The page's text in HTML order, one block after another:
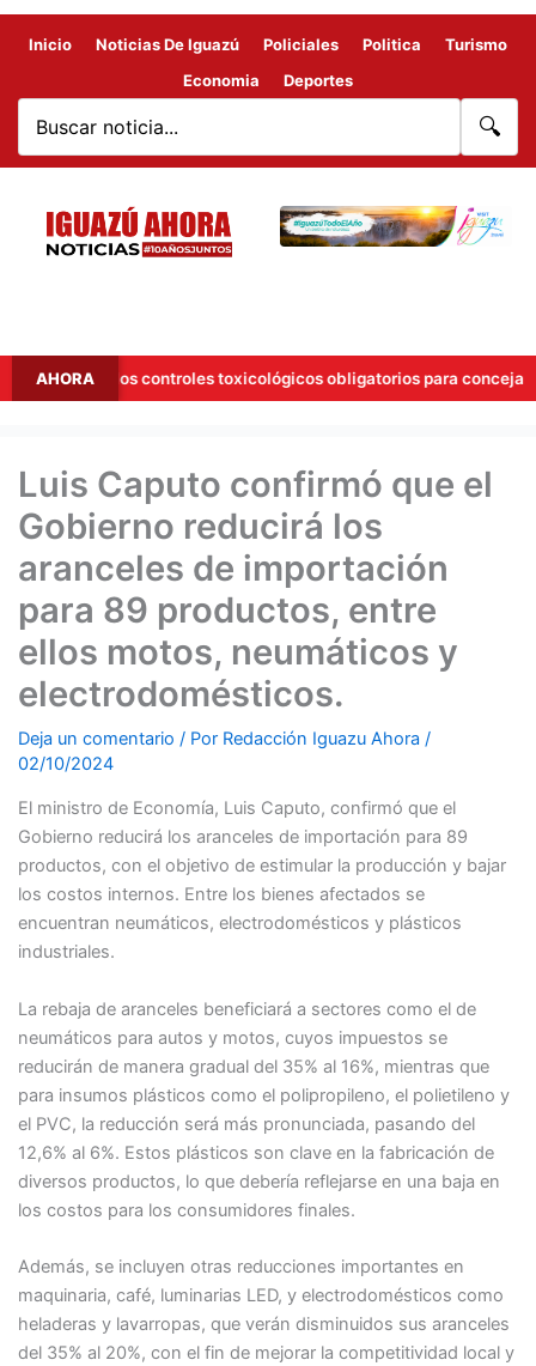
Inicio Noticias De Iguazú Policiales Politica
Turismo
Economia
Deportes
🔍
AHORA
a los controles toxicológicos obligatorios para concejales
Luis Caputo confirmó que el
Gobierno reducirá los
aranceles de importación
para 89 productos, entre
ellos motos, neumáticos y
electrodomésticos.
Deja un comentario / Por Redacción Iguazu Ahora /
02/10/2024
El ministro de Economía, Luis Caputo, confirmó que el
Gobierno reducirá los aranceles de importación para 89
productos, con el objetivo de estimular la producción y bajar
los costos internos. Entre los bienes afectados se
encuentran neumáticos, electrodomésticos y plásticos
industriales.
La rebaja de aranceles beneficiará a sectores como el de
neumáticos para autos y motos, cuyos impuestos se
reducirán de manera gradual del 35% al 16%, mientras que
para insumos plásticos como el polipropileno, el polietileno y
el PVC, la reducción será más pronunciada, pasando del
12,6% al 6%. Estos plásticos son clave en la fabricación de
diversos productos, lo que debería reflejarse en una baja en
los costos para los consumidores finales.
Además, se incluyen otras reducciones importantes en
maquinaria, café, luminarias LED, y electrodomésticos como
heladeras y lavarropas, que verán disminuidos sus aranceles
del 35% al 20%, con el fin de mejorar la competitividad local y